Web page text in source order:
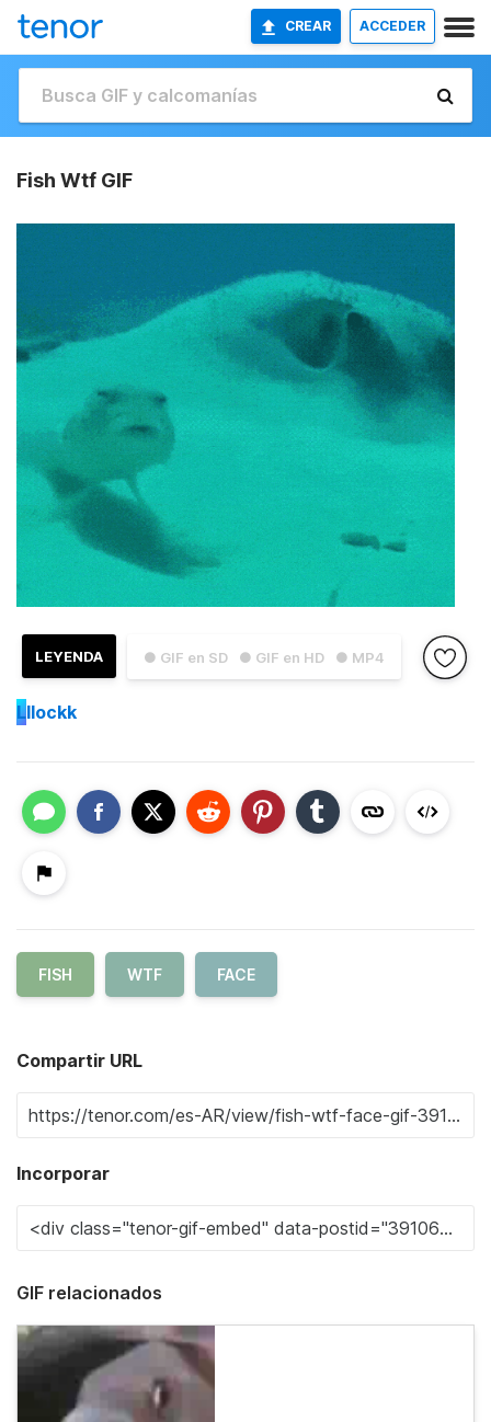
CREAR ACCEDER
Fish Wtf GIF
● GIF en SD ● GIF en HD ● MP4
LEYENDA
Lllockk
FISH WTF FACE
Compartir URL
Incorporar
GIF relacionados